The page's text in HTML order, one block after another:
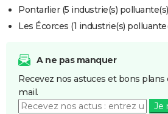
Pontarlier (5 industrie(s)
Les Écorces (1 industrie(s)
A ne pas manquer
Recevez nos astuces et bons
mail.
Je